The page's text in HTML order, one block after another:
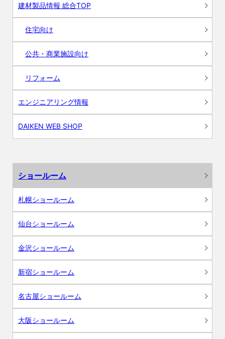
建材製品情報 総合TOP
住宅向け
公共・商業施設向け
リフォーム
エンジニアリング情報
DAIKEN WEB SHOP
ショールーム
札幌ショールーム
仙台ショールーム
金沢ショールーム
新宿ショールーム
名古屋ショールーム
大阪ショールーム